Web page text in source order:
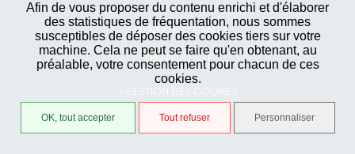
Afin de vous proposer du contenu enrichi et d'élaborer
des statistiques de fréquentation, nous sommes
susceptibles de déposer des cookies tiers sur votre
machine. Cela ne peut se faire qu'en obtenant, au
préalable, votre consentement pour chacun de ces
cookies.
OK, tout accepter Tout refuser Personnaliser
MENTIONS LÉGALES
PLAN DU SITE
GESTION DES COOKIES